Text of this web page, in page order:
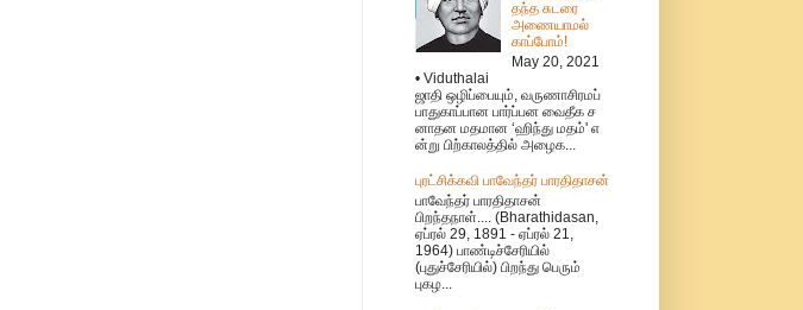
தந்த சுடரை
அணையாமல்
காப்போம்!
May 20, 2021
• Viduthalai
ஜாதி ஒழிப்பையும், வருணாசிரமப்
பாதுகாப்பான பார்ப்பன வைதீக ச
னாதன மதமான ‘ஹிந்து மதம்' எ
ன்று பிற்காலத்தில் அழைக...
புரட்சிக்கவி பாவேந்தர் பாரதிதாசன்
பாவேந்தர் பாரதிதாசன்
பிறந்தநாள்.... (Bharathidasan,
ஏப்ரல் 29, 1891 - ஏப்ரல் 21,
1964) பாண்டிச்சேரியில்
(புதுச்சேரியில்) பிறந்து பெரும்
புகழ...